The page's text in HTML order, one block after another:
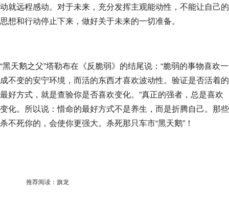
动就远程感动。对于未来，充分发挥主观能动性，不能让自己的
思想和行动停止下来，做好关于未来的一切准备。
“黑天鹅之父”塔勒布在《反脆弱》的结尾说：“脆弱的事物喜欢一
成不变的安宁环境，而活的东西才喜欢波动性。验证是否活着的
最好方式，就是查验你是否喜欢变化。”真正的强者，总是喜欢
变化。所以说：惜命的最好方式不是养生，而是折腾自己。那些
杀不死你的，会使你更强大。杀死那只车市“黑天鹅”！
推荐阅读： 旗龙